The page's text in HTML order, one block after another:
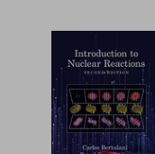
45%
dcto.